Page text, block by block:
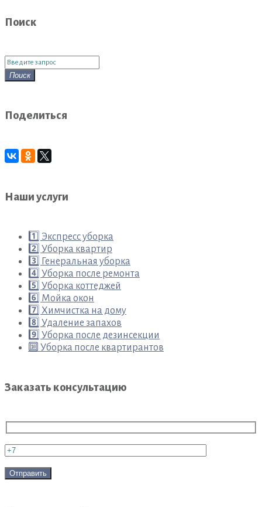
Поиск
Поиск
для:
Поиск
Поделиться
Наши услуги
1️⃣ Экспресс уборка
2️⃣ Уборка квартир
3️⃣ Генеральная уборка
4️⃣ Уборка после ремонта
5️⃣ Уборка коттеджей
6️⃣ Мойка окон
7️⃣ Химчистка на дому
8️⃣ Удаление запахов
9️⃣ Уборка после дезинсекции
🔟 Уборка после квартирантов
Заказать консультацию